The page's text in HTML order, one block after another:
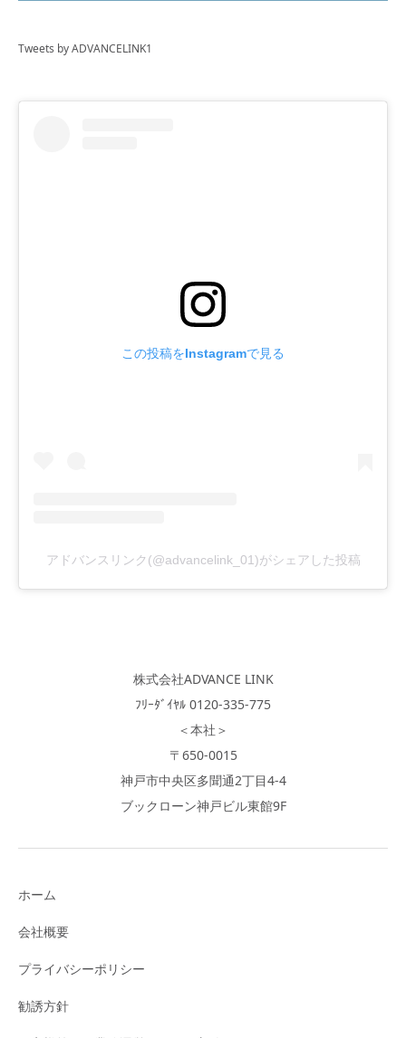
Tweets by ADVANCELINK1
この投稿をInstagramで見る
アドバンスリンク(@advancelink_01)がシェアした投稿
株式会社ADVANCE LINK
ﾌﾘｰﾀﾞｲﾔﾙ 0120-335-775
＜本社＞
〒650-0015
神戸市中央区多聞通2丁目4-4
ブックローン神戸ビル東館9F
ホーム
会社概要
プライバシーポリシー
勧誘方針